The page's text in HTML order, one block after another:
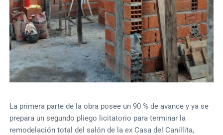
La primera parte de la obra posee un 90 % de avance y ya se
prepara un segundo pliego licitatorio para terminar la
remodelación total del salón de la ex Casa del Canillita,